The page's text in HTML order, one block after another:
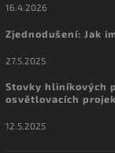
16.4.2026
Zjednodušení: Jak
27.5.2025
Stovky hliníkových
osvětlovacích
12.5.2025